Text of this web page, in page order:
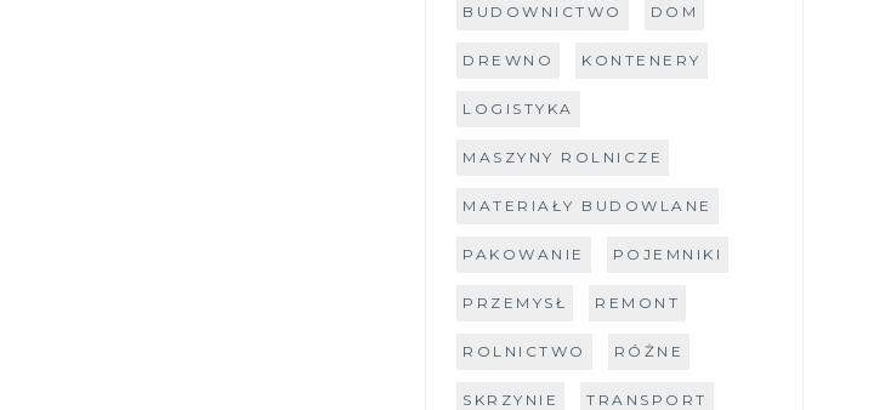
BUDOWNICTWO DOM
DREWNO KONTENERY
LOGISTYKA
MASZYNY ROLNICZE
MATERIAŁY BUDOWLANE
PAKOWANIE POJEMNIKI
PRZEMYSŁ REMONT
ROLNICTWO RÓŻNE
SKRZYNIE TRANSPORT